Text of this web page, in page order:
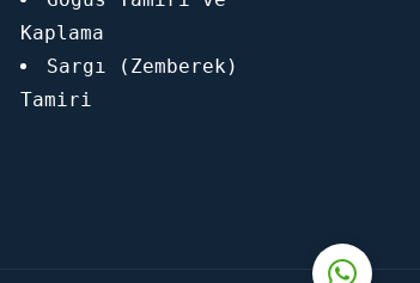
Kaplama
Sargı (Zemberek)
Tamiri